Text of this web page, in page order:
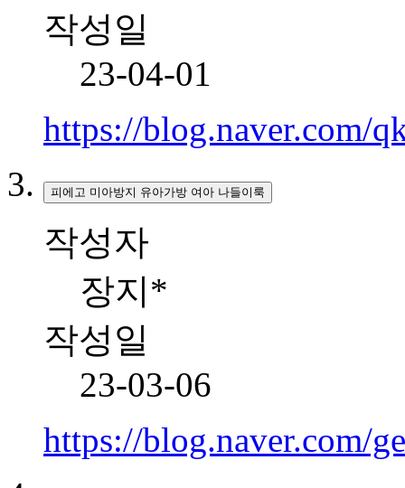
작성일
23-04-01
https://blog.naver.com/
피에고 미아방지 유아가방 여아 나들이룩
작성자
장지*
작성일
23-03-06
https://blog.naver.com/